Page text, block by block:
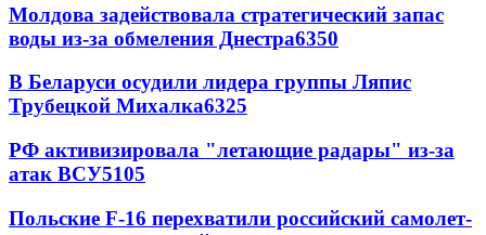
Молдова задействовала стратегический запас
воды из-за обмеления Днестра6350
В Беларуси осудили лидера группы Ляпис
Трубецкой Михалка6325
РФ активизировала "летающие радары" из-за
атак ВСУ5105
Польские F-16 перехватили российский самолет-